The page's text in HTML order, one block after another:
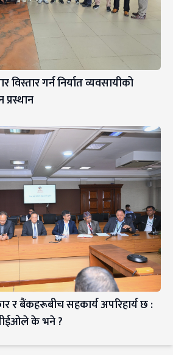
विस्तार गर्न निर्यात व्यवसायीको
र बैंकहरूबीच सहकार्य अपरिहार्य छ :
के भने ?